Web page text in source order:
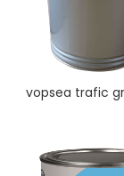
vopsea trafic